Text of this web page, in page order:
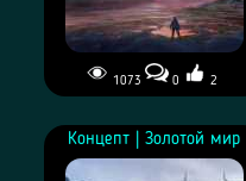
1073 0 2
Концепт | Золотой мир